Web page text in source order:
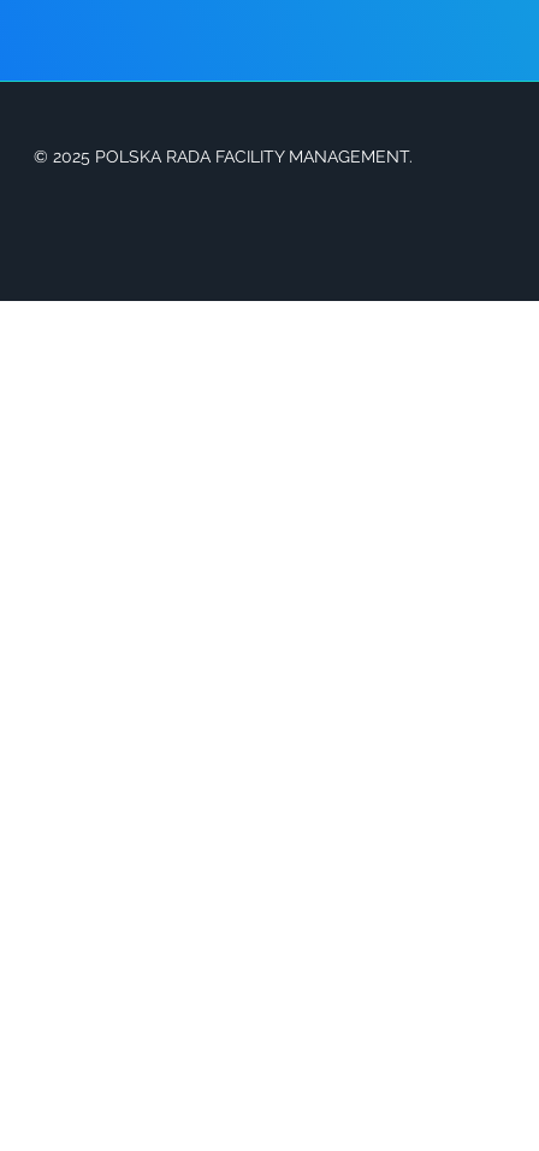
© 2025 POLSKA RADA FACILITY MANAGEMENT.